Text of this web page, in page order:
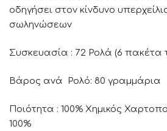
οδηγήσει στον κίνδυνο
σωληνώσεων
Συσκευασία : 72 Ρολά (6 πακέτα
Βάρος ανά Ρολό: 80 γραμμάρια
Ποιότητα : 100% Χημικός
100%